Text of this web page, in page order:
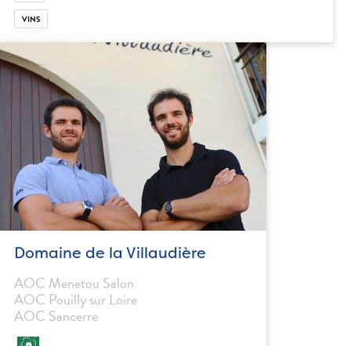
VINS
Domaine de la Villaudière
AOC Menetou Salon
AOC Pouilly sur Loire
AOC Sancerre